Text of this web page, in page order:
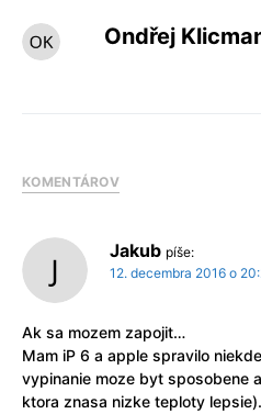
Ondřej
KOMENTÁROV
Jakub píše:
12. decembra 2016 o
Ak sa mozem zapojit…
Mam iP 6 a apple spravilo
vypinanie moze byt sposobene
ktora znasa nizke teploty